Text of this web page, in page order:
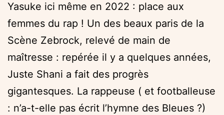
Yasuke ici même en 2022 : place aux
femmes du rap ! Un des beaux paris de la
Scène Zebrock, relevé de main de
maîtresse : repérée il y a quelques années,
Juste Shani a fait des progrès
gigantesques. La rappeuse ( et footballeuse
: n’a-t-elle pas écrit l’hymne des Bleues ?)